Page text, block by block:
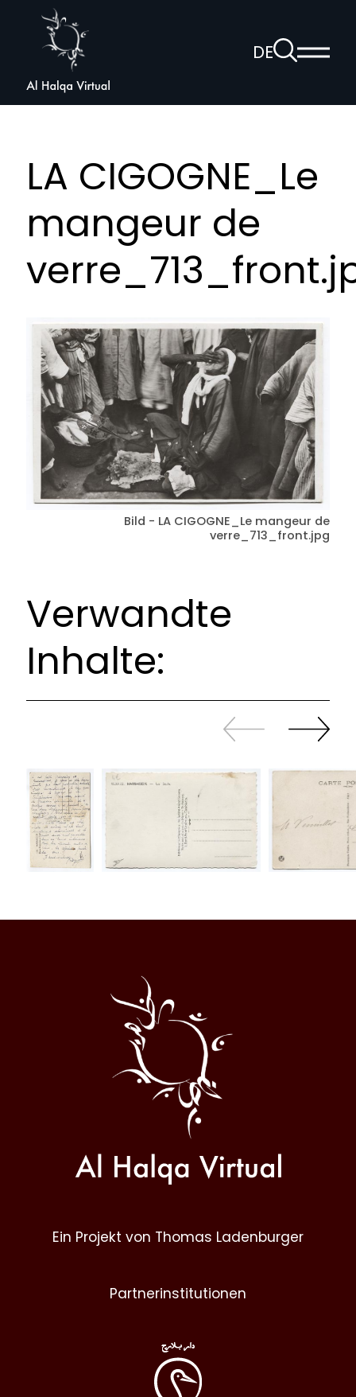
Halqa
DEZur
Suchseite
LA CIGOGNE_Le
mangeur de
Bild - LA CIGOGNE_Le mangeur de
verre_713_front.jpg
Verwandte
Inhalte:
Zurück
sliden
Weiter
sliden
Halqa
Ein Projekt von Thomas Ladenburger
Partnerinstitutionen